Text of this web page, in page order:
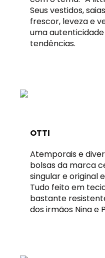
Seus vestidos,
frescor, leveza e
uma
tendências.
OTTI
Atemporais e
bolsas da marca
singular e original
Tudo feito em
bastante
dos irmãos Nina e